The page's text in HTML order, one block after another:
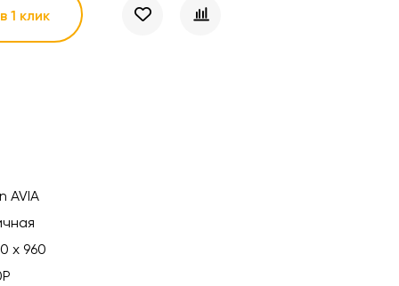
1 клик
AVIA
x 960